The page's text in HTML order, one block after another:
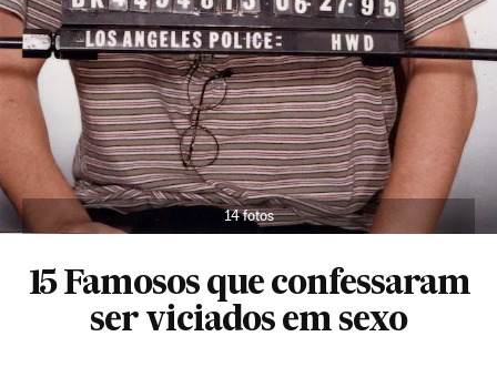
14 fotos
15 Famosos que confessaram
ser viciados em sexo